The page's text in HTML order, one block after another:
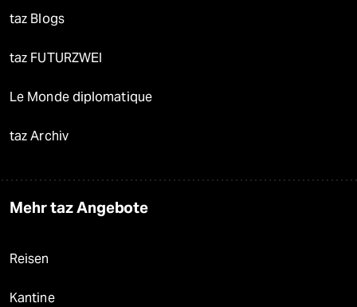
taz Blogs
taz FUTURZWEI
Le Monde diplomatique
taz Archiv
Mehr taz Angebote
Reisen
Kantine